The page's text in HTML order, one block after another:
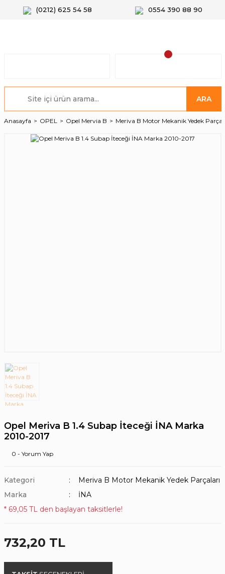
(0212) 625 54 58 0554 390 88 90
ARA
Anasayfa OPEL Opel Mervia B Meriva B Motor Mekanik Yedek
Opel Meriva B 1.4 Subap İteceği İNA Marka
2010-2017
0 - Yorum Yap
Kategori
Meriva B Motor Mekanik Yedek Parçaları
Marka
İNA
* 69,05 TL den başlayan taksitlerle!
732,20 TL